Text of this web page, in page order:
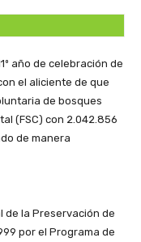
año de celebración de
el aliciente de que
de bosques
(FSC) con 2.042.856
de manera
de la Preservación de
por el Programa de